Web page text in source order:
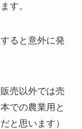
す。
ると意外に発
売以外では売
での農業用と
と思います）